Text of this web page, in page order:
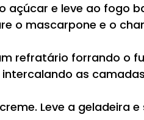
açúcar e leve ao fogo
o mascarpone e o
refratário forrando o
as
Leve a geladeira e